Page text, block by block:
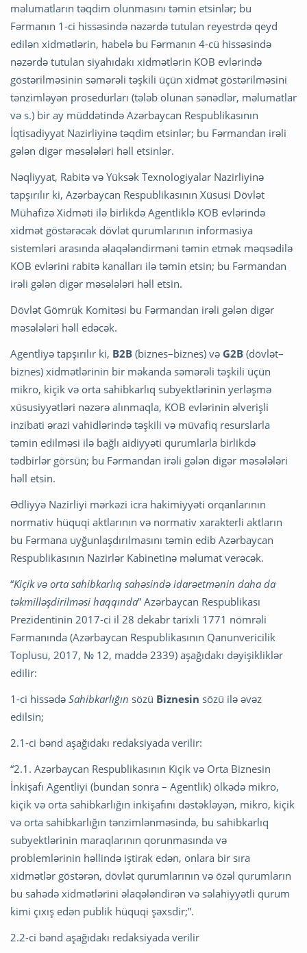
məlumatların təqdim olunmasını təmin etsinlər; bu
Fərmanın 1-ci hissəsində nəzərdə tutulan reyestrdə qeyd
edilən xidmətlərin, habelə bu Fərmanın 4-cü hissəsində
nəzərdə tutulan siyahıdakı xidmətlərin KOB evlərində
göstərilməsinin səmərəli təşkili üçün xidmət göstərilməsini
tənzimləyən prosedurları (tələb olunan sənədlər, məlumatlar
və s.) bir ay müddətində Azərbaycan Respublikasının
İqtisadiyyat Nazirliyinə təqdim etsinlər; bu Fərmandan irəli
gələn digər məsələləri həll etsinlər.
Nəqliyyat, Rabitə və Yüksək Texnologiyalar Nazirliyinə
tapşırılır ki, Azərbaycan Respublikasının Xüsusi Dövlət
Mühafizə Xidməti ilə birlikdə Agentliklə KOB evlərində
xidmət göstərəcək dövlət qurumlarının informasiya
sistemləri arasında əlaqələndirməni təmin etmək məqsədilə
KOB evlərini rabitə kanalları ilə təmin etsin; bu Fərmandan
irəli gələn digər məsələləri həll etsin.
Dövlət Gömrük Komitəsi bu Fərmandan irəli gələn digər
məsələləri həll edəcək.
Agentliyə tapşırılır ki, B2B (biznes–biznes) və G2B (dövlət–
biznes) xidmətlərinin bir məkanda səmərəli təşkili üçün
mikro, kiçik və orta sahibkarlıq subyektlərinin yerləşmə
xüsusiyyətləri nəzərə alınmaqla, KOB evlərinin əlverişli
inzibati ərazi vahidlərində təşkili və müvafiq resurslarla
təmin edilməsi ilə bağlı aidiyyəti qurumlarla birlikdə
tədbirlər görsün; bu Fərmandan irəli gələn digər məsələləri
həll etsin.
Ədliyyə Nazirliyi mərkəzi icra hakimiyyəti orqanlarının
normativ hüquqi aktlarının və normativ xarakterli aktların
bu Fərmana uyğunlaşdırılmasını təmin edib Azərbaycan
Respublikasının Nazirlər Kabinetinə məlumat verəcək.
“Kiçik və orta sahibkarlıq sahəsində idarəetmənin daha da
təkmilləşdirilməsi haqqında” Azərbaycan Respublikası
Prezidentinin 2017-ci il 28 dekabr tarixli 1771 nömrəli
Fərmanında (Azərbaycan Respublikasının Qanunvericilik
Toplusu, 2017, № 12, maddə 2339) aşağıdakı dəyişikliklər
edilir:
1-ci hissədə Sahibkarlığın sözü Biznesin sözü ilə əvəz
edilsin;
2.1-ci bənd aşağıdakı redaksiyada verilir:
“2.1. Azərbaycan Respublikasının Kiçik və Orta Biznesin
İnkişafı Agentliyi (bundan sonra – Agentlik) ölkədə mikro,
kiçik və orta sahibkarlığın inkişafını dəstəkləyən, mikro, kiçik
və orta sahibkarlığın tənzimlənməsində, bu sahibkarlıq
subyektlərinin maraqlarının qorunmasında və
problemlərinin həllində iştirak edən, onlara bir sıra
xidmətlər göstərən, dövlət qurumlarının və özəl qurumların
bu sahədə xidmətlərini əlaqələndirən və səlahiyyətli qurum
kimi çıxış edən publik hüquqi şəxsdir;”.
2.2-ci bənd aşağıdakı redaksiyada verilir